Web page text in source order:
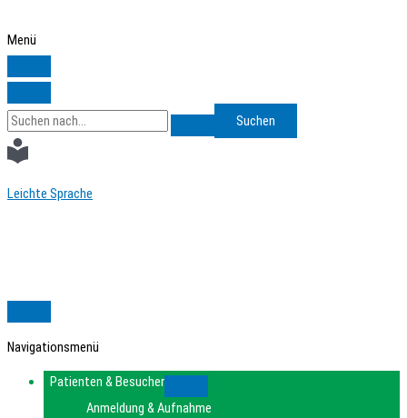
Inhalt
springen
Menü
Search
for:
Leichte Sprache
Navigationsmenü
Patienten & Besucher
Anmeldung & Aufnahme